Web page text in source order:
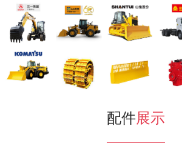
三一挖掘机 山工装载机 重汽
配件展示